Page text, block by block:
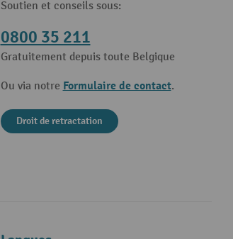
Soutien et conseils sous:
0800 35 211
Gratuitement depuis toute Belgique
Ou via notre Formulaire de contact.
Droit de retractation